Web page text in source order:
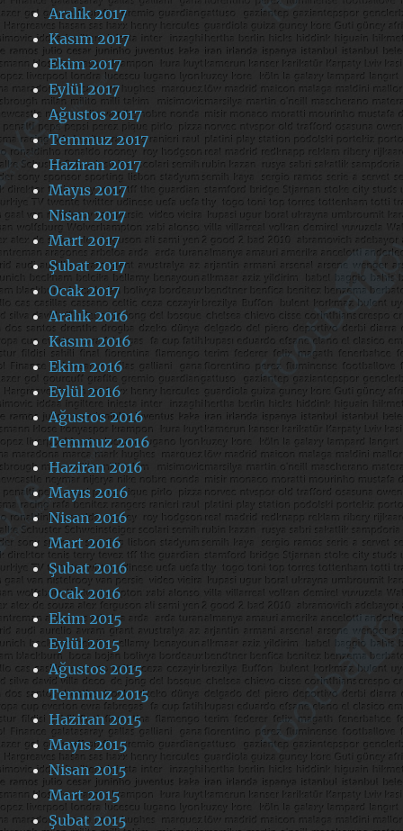
Aralık 2017
Kasım 2017
Ekim 2017
Eylül 2017
Ağustos 2017
Temmuz 2017
Haziran 2017
Mayıs 2017
Nisan 2017
Mart 2017
Şubat 2017
Ocak 2017
Aralık 2016
Kasım 2016
Ekim 2016
Eylül 2016
Ağustos 2016
Temmuz 2016
Haziran 2016
Mayıs 2016
Nisan 2016
Mart 2016
Şubat 2016
Ocak 2016
Ekim 2015
Eylül 2015
Ağustos 2015
Temmuz 2015
Haziran 2015
Mayıs 2015
Nisan 2015
Mart 2015
Şubat 2015